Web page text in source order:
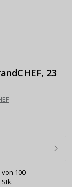
23
von 100
Stk.